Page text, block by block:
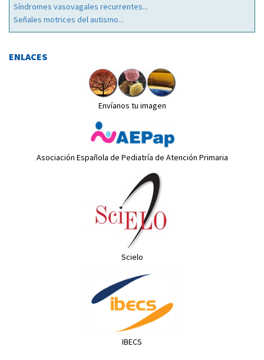
Síndromes vasovagales recurrentes...
Señales motrices del autismo...
ENLACES
Envíanos tu imagen
Asociación Española de Pediatría de Atención Primaria
Scielo
IBECS